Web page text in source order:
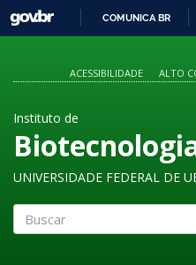
GOVBR
COMUNICA BR
ACESSIBILIDADE
ALTO
Instituto de
UNIVERSIDADE FEDERAL DE